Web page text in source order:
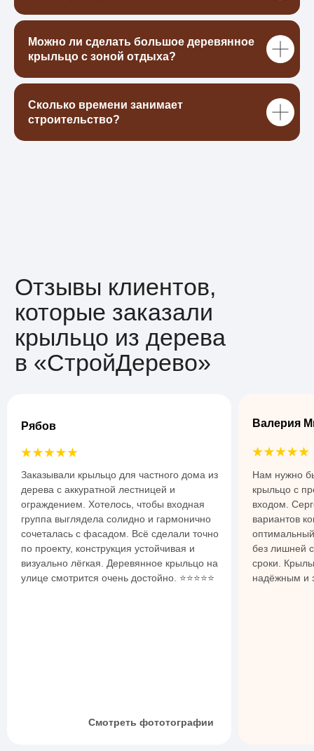
Можно ли сделать большое деревянное
крыльцо с зоной отдыха?
Сколько времени занимает
строительство?
Валерия
Нам нужно
крыльцо с
входом.
вариантов
без лишней
сроки.
надёжным и
Рябов
Заказывали крыльцо для частного дома из
дерева с аккуратной лестницей и
ограждением. Хотелось, чтобы входная
группа выглядела солидно и гармонично
сочеталась с фасадом. Всё сделали точно
по проекту, конструкция устойчивая и
визуально лёгкая. Деревянное крыльцо на
улице смотрится очень достойно. ⭐⭐⭐⭐⭐
Смотреть фототографии